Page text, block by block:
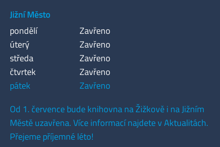
Jižní Město
pondělí
Zavřeno
úterý
Zavřeno
středa
Zavřeno
čtvrtek
Zavřeno
pátek
Zavřeno
Od 1. července bude knihovna na Žižkově i na Jižním
Městě uzavřena. Více informací najdete v Aktualitách.
Přejeme příjemné léto!